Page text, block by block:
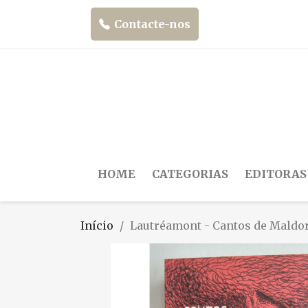
Contacte-nos
HOME CATEGORIAS EDITORAS
Início Lautréamont - Cantos de